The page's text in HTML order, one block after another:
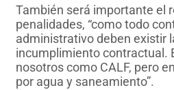
También será importante el
penalidades, “como todo
administrativo deben existir
incumplimiento contractual.
nosotros como CALF, pero
por agua y saneamiento”.